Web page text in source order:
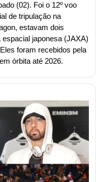
(02). Foi o 12º voo
de tripulação na
estavam dois
japonesa (JAXA)
foram recebidos pela
órbita até 2026.